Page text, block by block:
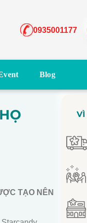
0935001177
Blog
TẠO NÊN
VÌ